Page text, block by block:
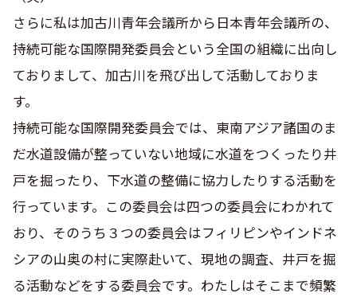
さらに私は加古川青年会議所から日本青年会議所の、
持続可能な国際開発委員会という全国の組織に出向し
ておりまして、加古川を飛び出して活動しておりま
す。
持続可能な国際開発委員会では、東南アジア諸国のま
だ水道設備が整っていない地域に水道をつくったり井
戸を掘ったり、下水道の整備に協力したりする活動を
行っています。この委員会は四つの委員会にわかれて
おり、そのうち３つの委員会はフィリピンやインドネ
シアの山奥の村に実際赴いて、現地の調査、井戸を掘
る活動などをする委員会です。わたしはそこまで頻繁